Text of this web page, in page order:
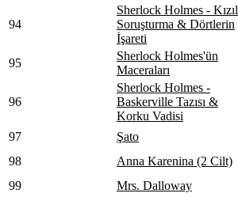
94
Sherlock Holmes - Kızıl
Soruşturma & Dörtlerin
İşareti
95
Sherlock Holmes'ün
Maceraları
96
Sherlock Holmes -
Baskerville Tazısı &
Korku Vadisi
97 Şato
98
Anna Karenina (2 Cilt)
99
Mrs. Dalloway